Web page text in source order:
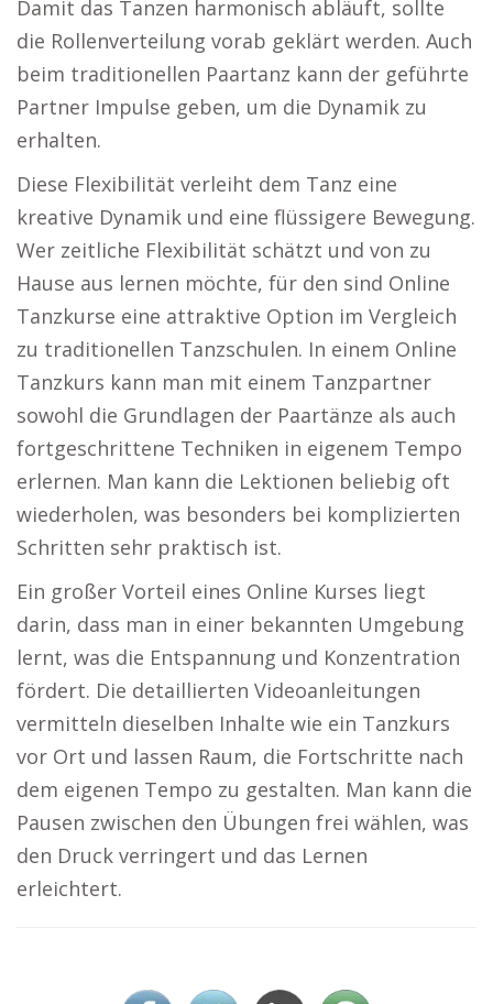
Damit das Tanzen harmonisch abläuft, sollte
die Rollenverteilung vorab geklärt werden. Auch
beim traditionellen Paartanz kann der geführte
Partner Impulse geben, um die Dynamik zu
erhalten.
Diese Flexibilität verleiht dem Tanz eine
kreative Dynamik und eine flüssigere Bewegung.
Wer zeitliche Flexibilität schätzt und von zu
Hause aus lernen möchte, für den sind Online
Tanzkurse eine attraktive Option im Vergleich
zu traditionellen Tanzschulen. In einem Online
Tanzkurs kann man mit einem Tanzpartner
sowohl die Grundlagen der Paartänze als auch
fortgeschrittene Techniken in eigenem Tempo
erlernen. Man kann die Lektionen beliebig oft
wiederholen, was besonders bei komplizierten
Schritten sehr praktisch ist.
Ein großer Vorteil eines Online Kurses liegt
darin, dass man in einer bekannten Umgebung
lernt, was die Entspannung und Konzentration
fördert. Die detaillierten Videoanleitungen
vermitteln dieselben Inhalte wie ein Tanzkurs
vor Ort und lassen Raum, die Fortschritte nach
dem eigenen Tempo zu gestalten. Man kann die
Pausen zwischen den Übungen frei wählen, was
den Druck verringert und das Lernen
erleichtert.